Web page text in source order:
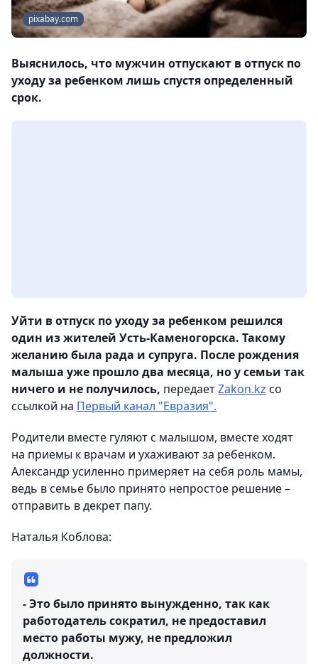
pixabay.com
Выяснилось, что мужчин отпускают в отпуск по
уходу за ребенком лишь спустя определенный
срок.
Уйти в отпуск по уходу за ребенком решился
один из жителей Усть-Каменогорска. Такому
желанию была рада и супруга. После рождения
малыша уже прошло два месяца, но у семьи так
ничего и не получилось, передаетZakon.kz со
ссылкой на Первый канал "Евразия".
Родители вместе гуляют с малышом, вместе ходят
на приемы к врачам и ухаживают за ребенком.
Александр усиленно примеряет на себя роль мамы,
ведь в семье было принято непростое решение –
отправить в декрет папу.
Наталья Коблова:
- Это было принято вынужденно, так как
работодатель сократил, не предоставил
место работы мужу, не предложил
должности.